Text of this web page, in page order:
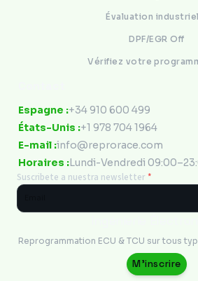
Évaluation
DPF/EGR Off
Vérifiez votre
Espagne :+34 910 600 499
États-Unis :+1 978 704 1964
E-mail :info@reprorace.com
Horaires :Lundi-Vendredi
Suscribete a nuestra newsletter *
Reprogrammation ECU & TCU sur tous
M'inscrire